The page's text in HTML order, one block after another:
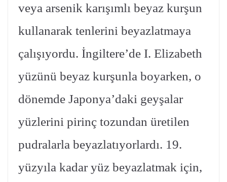
veya arsenik karışımlı beyaz kurşun
kullanarak tenlerini beyazlatmaya
çalışıyordu. İngiltere’de I. Elizabeth
yüzünü beyaz kurşunla boyarken, o
dönemde Japonya’daki geyşalar
yüzlerini pirinç tozundan üretilen
pudralarla beyazlatıyorlardı. 19.
yüzyıla kadar yüz beyazlatmak için,